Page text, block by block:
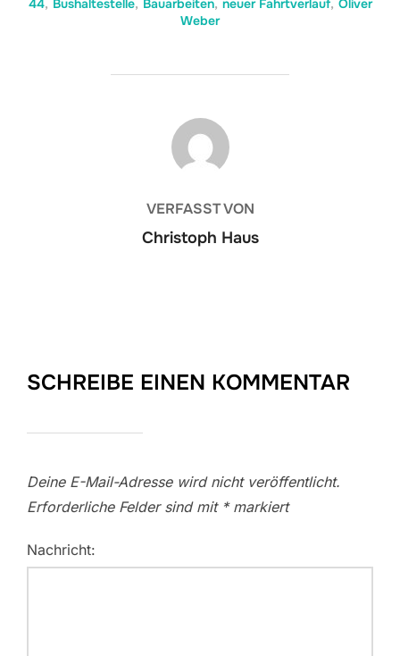
44, Bushaltestelle, Bauarbeiten, neuer Fahrtverlauf, Oliver
Weber
BEITRAGSAUTOR
VERFASST VON
Christoph Haus
SCHREIBE EINEN KOMMENTAR
Deine E-Mail-Adresse wird nicht veröffentlicht.
Erforderliche Felder sind mit *markiert
Nachricht: